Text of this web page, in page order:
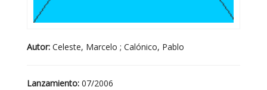
Autor: Celeste, Marcelo ; Calónico, Pablo
Lanzamiento: 07/2006